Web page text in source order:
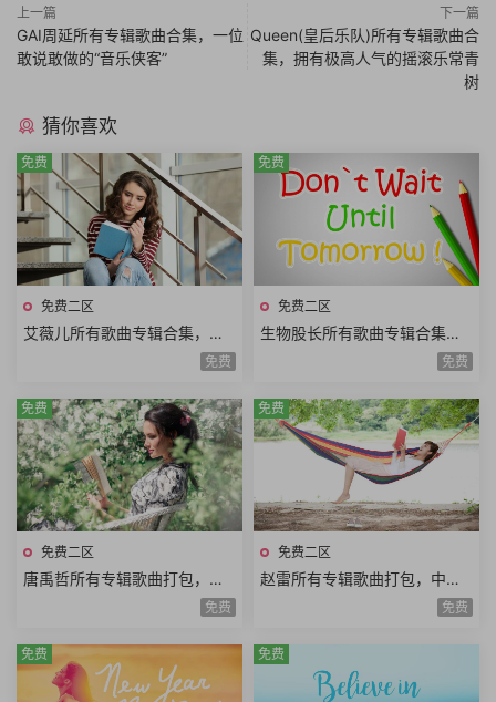
上一篇
GAI周延所有专辑歌曲合集，一位
敢说敢做的“音乐侠客”
下一篇
Queen(皇后乐队)所有专辑歌曲合
集，拥有极高人气的摇滚乐常青
树
猜你喜欢
免费二区
艾薇儿所有歌曲专辑合集，永
免费
免费
免费二区
生物股长所有歌曲专辑合集，
免费
免费
免费二区
唐禹哲所有专辑歌曲打包，中
免费
免费
免费二区
赵雷所有专辑歌曲打包，中国
免费
免费
免费 免费